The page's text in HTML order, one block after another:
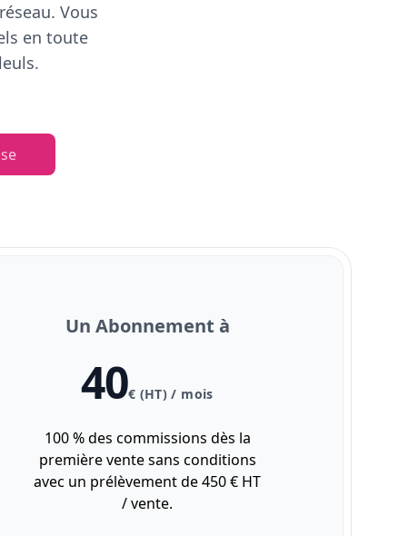
Vous
en toute
Un Abonnement à
40€ (HT) / mois
100 % des commissions dès la
première vente sans conditions
avec un prélèvement de 450 € HT
/ vente.